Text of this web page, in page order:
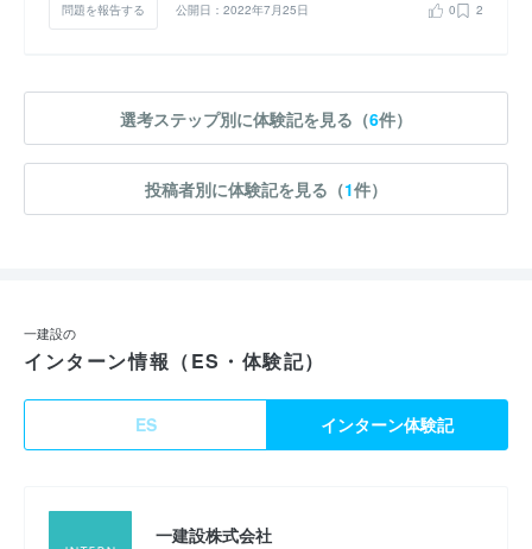
問題を報告する 公開日：2022年7月25日 0 2
選考ステップ別に体験記を見る（6件）
投稿者別に体験記を見る（1件）
一建設の
インターン情報（ES・体験記）
ES インターン体験記
一建設株式会社